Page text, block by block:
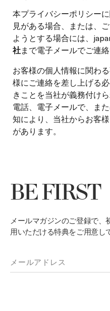
本プライバシーポリシー
見がある場合、または、
ようとする場合には、
社まで電子メールでご連
お客様の個人情報に関わ
様にご連絡を差し上げる
きことを当社が義務付け
電話、電子メールで、ま
知により、当社からお客
があります。
BE FIRST
メールマガジンのご登録で、
用いただける特典をご用意し